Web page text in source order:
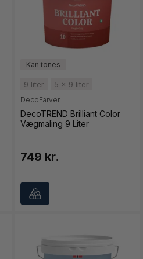
9 liter 5 x 9 liter
DecoFarver
DecoTREND Brilliant Color
Vægmaling 9 Liter
749 kr.